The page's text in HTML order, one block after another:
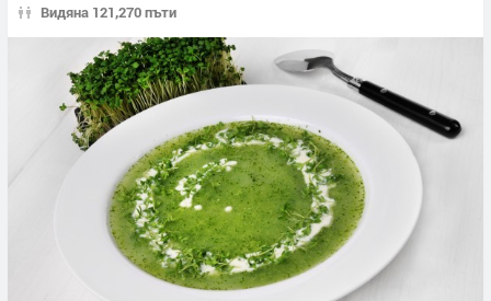
Видяна 121,270 пъти